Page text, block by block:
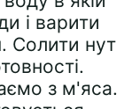
і варити
Солити нут
з м'яса.